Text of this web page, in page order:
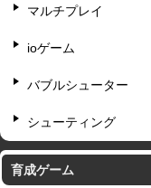
マルチプレイ
ioゲーム
バブルシューター
シューティング
育成ゲーム